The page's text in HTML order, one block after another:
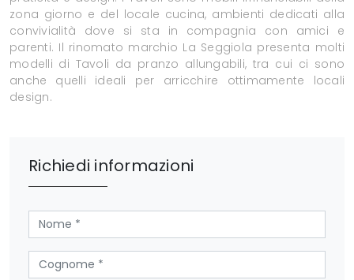
zona giorno e del locale cucina, ambienti dedicati alla
convivialità dove si sta in compagnia con amici e
parenti. Il rinomato marchio La Seggiola presenta molti
modelli di Tavoli da pranzo allungabili, tra cui ci sono
anche quelli ideali per arricchire ottimamente locali
design.
Richiedi informazioni